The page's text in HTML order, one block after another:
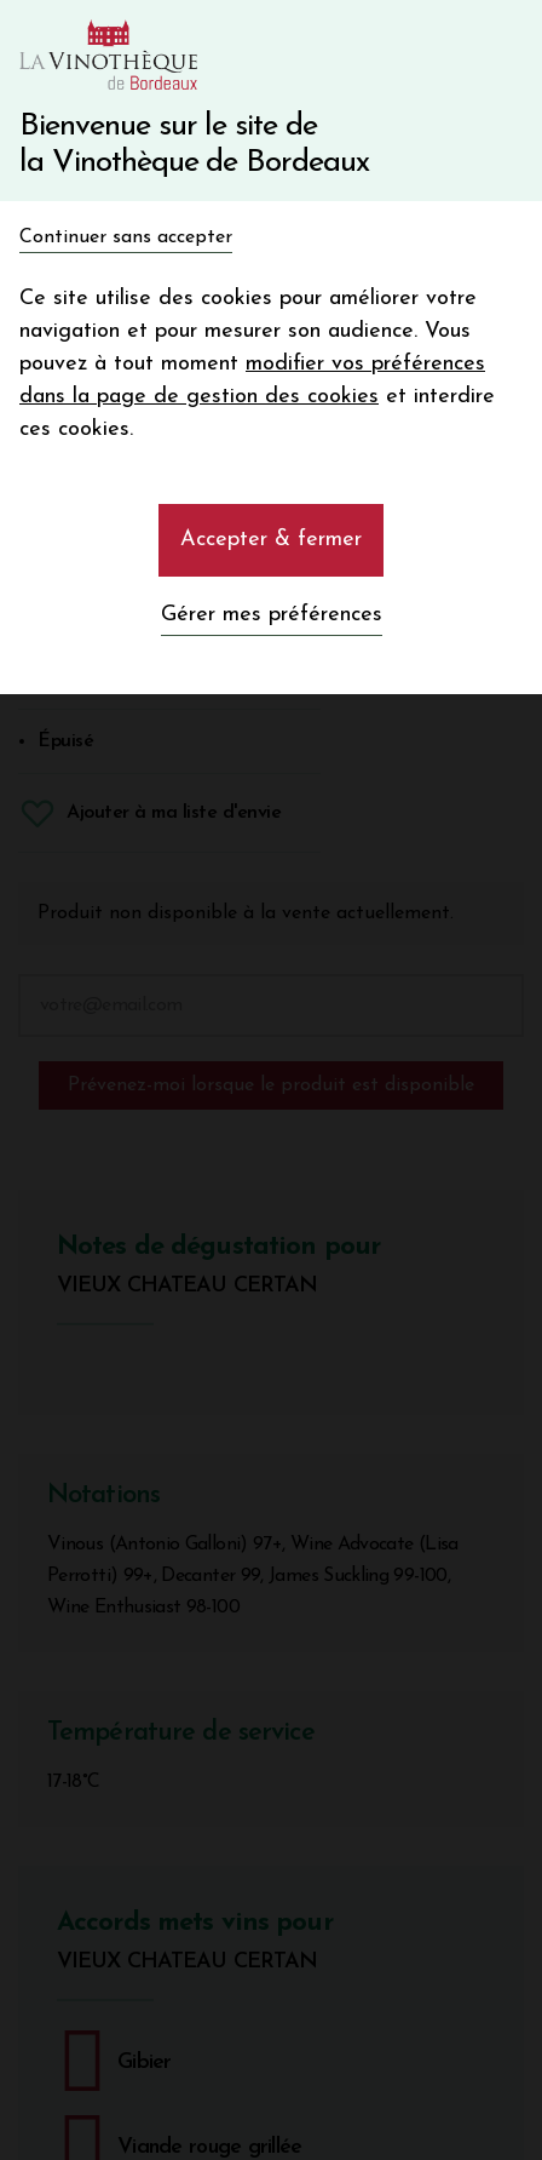
Bienvenue sur le site de
la Vinothèque de Bordeaux
Continuer sans accepter
Ce site utilise des cookies pour améliorer votre
navigation et pour mesurer son audience. Vous
pouvez à tout moment modifier vos préférences
dans la page de gestion des cookies et interdire
ces cookies.
Accepter & fermer
Gérer mes préférences
10€ de remise immédiate sur votre première commande
Une question ?
VIEUX CHATEAU CERTAN 2018
Rouge - Bordeaux - Pomerol
Épuisé
Ajouter à ma liste d'envie
Produit non disponible à la vente actuellement.
Prévenez-moi lorsque le produit est disponible
Notes de dégustation pour
VIEUX CHATEAU CERTAN
Notations
Vinous (Antonio Galloni) 97+, Wine Advocate (Lisa
Perrotti) 99+, Decanter 99, James Suckling 99-100,
Wine Enthusiast 98-100
Température de service
17-18°C
Accords mets vins pour
VIEUX CHATEAU CERTAN
Gibier
Viande rouge grillée
en bon d'achat
Votre
email
En m’abonnant, j’accepte de recevoir la newsletter de la